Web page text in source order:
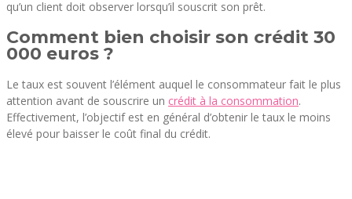
qu’un client doit observer lorsqu’il souscrit son prêt.
Comment bien choisir son crédit 30
000 euros ?
Le taux est souvent l’élément auquel le consommateur fait le plus
attention avant de souscrire un crédit à la consommation.
Effectivement, l’objectif est en général d’obtenir le taux le moins
élevé pour baisser le coût final du crédit.